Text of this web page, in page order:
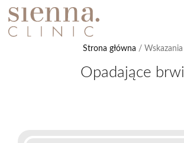
Strona główna / Wskazania
Opadające brwi